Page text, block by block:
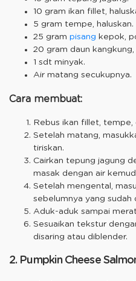
10 gram ikan fillet,
5 gram tempe, haluskan.
25 gram pisang kepok,
20 gram daun kangkung,
1 sdt minyak.
Air matang secukupnya.
Cara membuat:
Rebus ikan fillet, tempe,
Setelah matang,
tiriskan.
Cairkan tepung jagung
masak dengan air
Setelah mengental,
sebelumnya yang sudah
Aduk-aduk sampai
Sesuaikan tekstur
disaring atau diblender.
2. Pumpkin Cheese